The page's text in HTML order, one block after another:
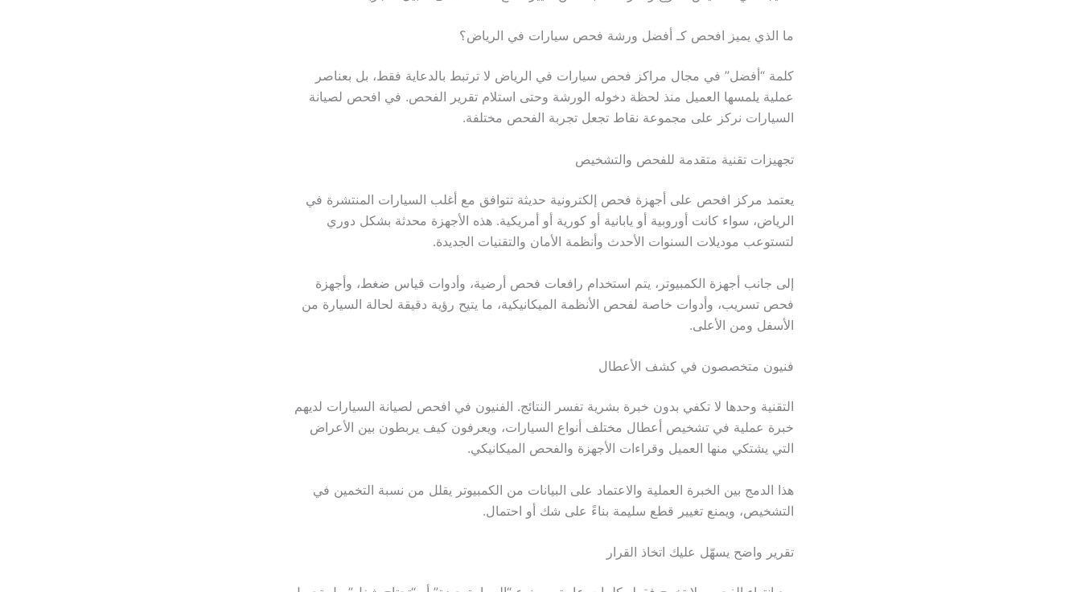
ما الذي يميز افحص كـ أفضل ورشة فحص سيارات في الرياض؟
كلمة “أفضل” في مجال مراكز فحص سيارات في الرياض لا ترتبط بالدعاية فقط، بل بعناصر
عملية يلمسها العميل منذ لحظة دخوله الورشة وحتى استلام تقرير الفحص. في افحص لصيانة
السيارات نركز على مجموعة نقاط تجعل تجربة الفحص مختلفة.
تجهيزات تقنية متقدمة للفحص والتشخيص
يعتمد مركز افحص على أجهزة فحص إلكترونية حديثة تتوافق مع أغلب السيارات المنتشرة في
الرياض، سواء كانت أوروبية أو يابانية أو كورية أو أمريكية. هذه الأجهزة محدثة بشكل دوري
لتستوعب موديلات السنوات الأحدث وأنظمة الأمان والتقنيات الجديدة.
إلى جانب أجهزة الكمبيوتر، يتم استخدام رافعات فحص أرضية، وأدوات قياس ضغط، وأجهزة
فحص تسريب، وأدوات خاصة لفحص الأنظمة الميكانيكية، ما يتيح رؤية دقيقة لحالة السيارة من
الأسفل ومن الأعلى.
فنيون متخصصون في كشف الأعطال
التقنية وحدها لا تكفي بدون خبرة بشرية تفسر النتائج. الفنيون في افحص لصيانة السيارات لديهم
خبرة عملية في تشخيص أعطال مختلف أنواع السيارات، ويعرفون كيف يربطون بين الأعراض
التي يشتكي منها العميل وقراءات الأجهزة والفحص الميكانيكي.
هذا الدمج بين الخبرة العملية والاعتماد على البيانات من الكمبيوتر يقلل من نسبة التخمين في
التشخيص، ويمنع تغيير قطع سليمة بناءً على شك أو احتمال.
تقرير واضح يسهّل عليك اتخاذ القرار